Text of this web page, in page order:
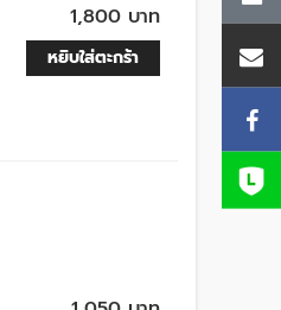
1,800 บาท
หยิบใส่ตะกร้า